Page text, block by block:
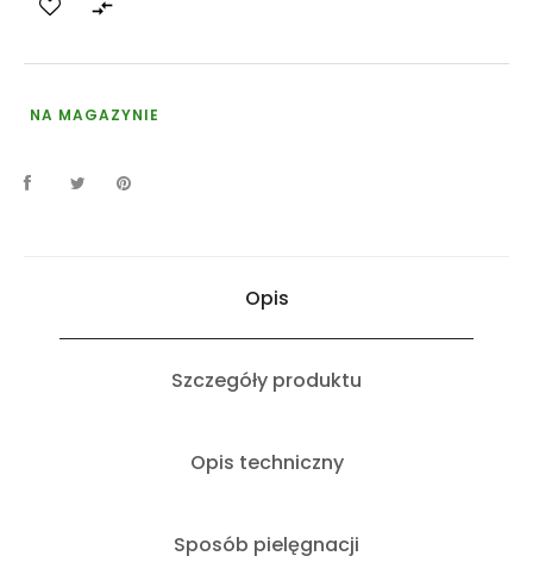

NA MAGAZYNIE
Opis
Szczegóły produktu
Opis techniczny
Sposób pielęgnacji